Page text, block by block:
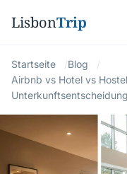
LisbonTrip
Startseite
Blog
Airbnb vs Hotel vs
Unterkunftsentscheidung